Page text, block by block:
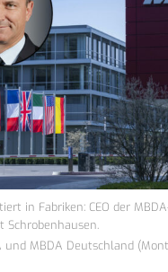
in Fabriken: CEO der
Schrobenhausen.
und MBDA Deutschland